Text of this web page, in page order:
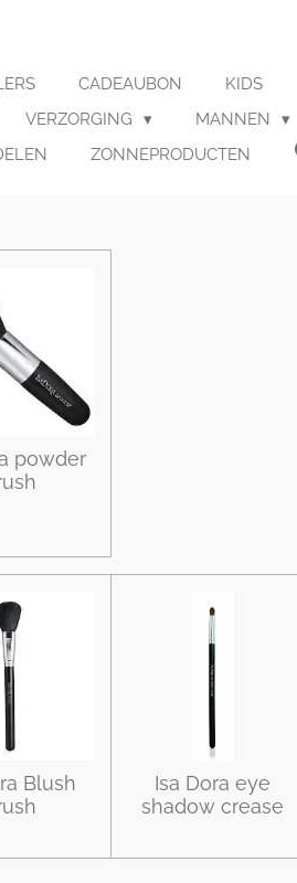
CADEAUBON KIDS
VERZORGING MANNEN
ZONNEPRODUCTEN
powder
Blush
Isa Dora eye
shadow crease